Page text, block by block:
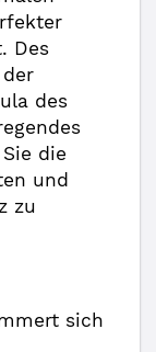
Des
des
die
und
zu
sich